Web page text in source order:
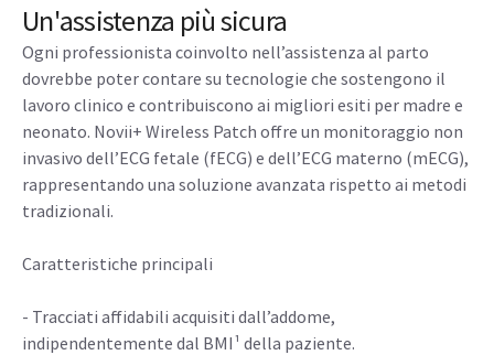
Un'assistenza più sicura
Ogni professionista coinvolto nell’assistenza al parto
dovrebbe poter contare su tecnologie che sostengono il
lavoro clinico e contribuiscono ai migliori esiti per madre e
neonato. Novii+ Wireless Patch offre un monitoraggio non
invasivo dell’ECG fetale (fECG) e dell’ECG materno (mECG),
rappresentando una soluzione avanzata rispetto ai metodi
tradizionali.
Caratteristiche principali
- Tracciati affidabili acquisiti dall’addome,
indipendentemente dal BMI¹ della paziente.